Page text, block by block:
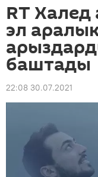
RT
эл
баштады
22:08 30.07.2021